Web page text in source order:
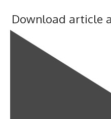
Download article